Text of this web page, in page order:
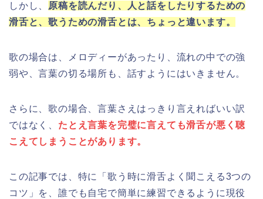
しかし、 原稿を読んだり、人と話をしたりするための
滑舌と、歌うための滑舌とは、ちょっと違います。
歌の場合は、メロディーがあったり、流れの中での強
弱や、言葉の切る場所も、話すようにはいきません。
さらに、歌の場合、言葉さえはっきり言えればいい訳
ではなく、 たとえ言葉を完璧に言えても滑舌が悪く聴
こえてしまうことがあります。
この記事では、特に「歌う時に滑舌よく聞こえる3つの
コツ」を、誰でも自宅で簡単に練習できるように現役